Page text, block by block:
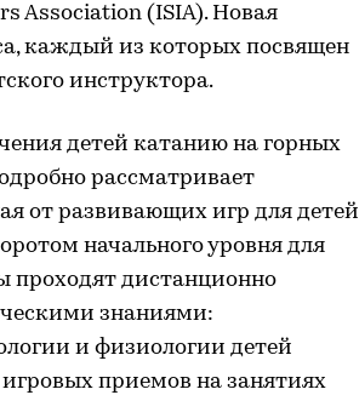
Association (ISIA). Новая
каждый из которых посвящен
инструктора.
детей катанию на горных
рассматривает
от развивающих игр для детей
начального уровня для
проходят дистанционно
знаниями:
и физиологии детей
приемов на занятиях